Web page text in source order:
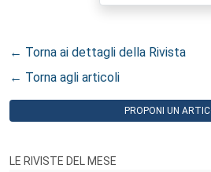
← Torna ai dettagli della Rivista
← Torna agli articoli
PROPONI UN
LE RIVISTE DEL MESE